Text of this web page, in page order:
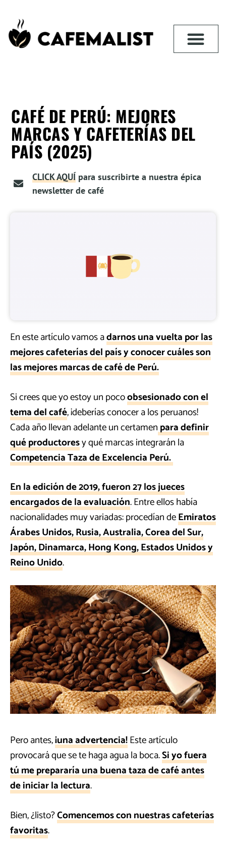
CAFÉ DE PERÚ: MEJORES
MARCAS Y CAFETERÍAS DEL
PAÍS (2025)
CLICK AQUÍ para suscribirte a nuestra épica
newsletter de café
En este artículo vamos adarnos una vuelta por las
mejores cafeterías del país y conocer cuáles son
las mejores marcas de café de Perú.
Si crees que yo estoy un pocoobsesionado con el
tema del café, ¡deberías conocer a los peruanos!
Cada año llevan adelante un certamenpara definir
qué productoresy qué marcas integrarán la
Competencia Taza de Excelencia Perú.
En la edición de 2019, fueron 27 los jueces
encargados de la evaluación. Entre ellos había
nacionalidades muy variadas: procedían deEmiratos
Árabes Unidos, Rusia, Australia, Corea del Sur,
Japón, Dinamarca, Hong Kong, Estados Unidos y
Reino Unido.
Pero antes,¡una advertencia!Este artículo
provocará que se te haga agua la boca.Si yo fuera
tú me prepararía una buena taza de café antes
de iniciar la lectura.
Bien, ¿listo?Comencemos con nuestras cafeterías
favoritas.